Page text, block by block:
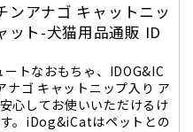
ンアナゴ キャットニッ
ット-犬猫用品通販 ID
トなおもちゃ、IDOG&IC
ナゴ キャットニップ入り ア
心してお使いいただけるけ
。iDog&iCatはペットとの